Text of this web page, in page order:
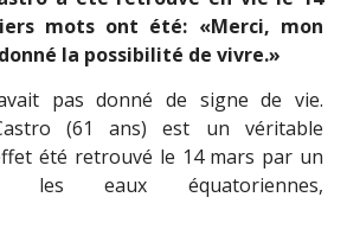
mots ont été: «Merci, mon
la possibilité de vivre.»
pas donné de signe de vie.
(61 ans) est un véritable
été retrouvé le 14 mars par un
les eaux équatoriennes,